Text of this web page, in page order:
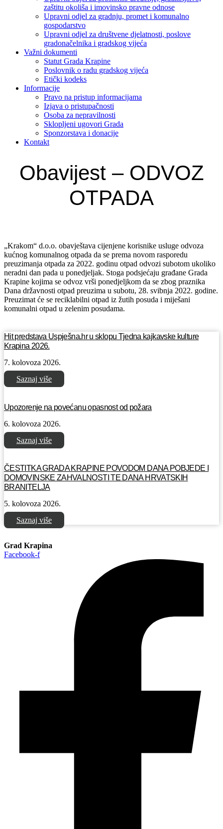
zaštitu okoliša i imovinsko pravne odnose
Upravni odjel za gradnju, promet i komunalno
gospodarstvo
Upravni odjel za društvene djelatnosti, poslove
gradonačelnika i gradskog vijeća
Važni dokumenti
Statut Grada Krapine
Poslovnik o radu gradskog vijeća
Etički kodeks
Informacije
Pravo na pristup informacijama
Izjava o pristupačnosti
Osoba za nepravilnosti
Sklopljeni ugovori Grada
Sponzorstava i donacije
Kontakt
Obavijest – ODVOZ
OTPADA
„Krakom“ d.o.o. obavještava cijenjene korisnike usluge odvoza
kućnog komunalnog otpada da se prema novom rasporedu
preuzimanja otpada za 2022. godinu otpad odvozi subotom ukoliko
neradni dan pada u ponedjeljak. Stoga podsjećaju građane Grada
Krapine kojima se odvoz vrši ponedjeljkom da se zbog praznika
Dana državnosti otpad preuzima u subotu, 28. svibnja 2022. godine.
Preuzimat će se reciklabilni otpad iz žutih posuda i miješani
komunalni otpad u zelenim posudama.
Hit predstava Uspješna.hr u sklopu Tjedna kajkavske kulture
Krapina 2026.
7. kolovoza 2026.
Saznaj više
Upozorenje na povećanu opasnost od požara
6. kolovoza 2026.
Saznaj više
ČESTITKA GRADA KRAPINE POVODOM DANA POBJEDE I
DOMOVINSKE ZAHVALNOSTI TE DANA HRVATSKIH
BRANITELJA
5. kolovoza 2026.
Saznaj više
Grad Krapina
Facebook-f